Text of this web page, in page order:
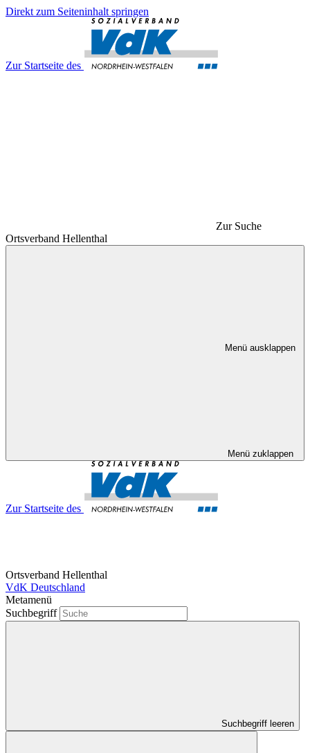
Direkt zum Seiteninhalt springen
Zur Startseite des
Zur Suche
Ortsverband Hellenthal
Menü ausklappen
Menü zuklappen
Zur Startseite des
Ortsverband Hellenthal
VdK Deutschland
Metamenü
Suchbegriff
Suchbegriff leeren